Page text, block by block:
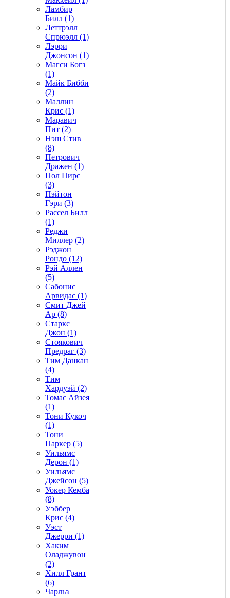
Ламбир
Билл (1)
Леттрэлл
Спрюэлл (1)
Лэрри
Джонсон (1)
Магси Богз
(1)
Майк Бибби
(2)
Маллин
Крис (1)
Маравич
Пит (2)
Нэш Стив
(8)
Петрович
Дражен (1)
Пол Пирс
(3)
Пэйтон
Гэри (3)
Рассел Билл
(1)
Реджи
Миллер (2)
Рэджон
Рондо (12)
Рэй Аллен
(5)
Сабонис
Арвидас (1)
Смит Джей
Ар (8)
Старкс
Джон (1)
Стоякович
Предраг (3)
Тим Данкан
(4)
Тим
Хардуэй (2)
Томас Айзея
(1)
Тони Кукоч
(1)
Тони
Паркер (5)
Уильямс
Дерон (1)
Уильямс
Джейсон (5)
Уокер Кемба
(8)
Уэббер
Крис (4)
Уэст
Джерри (1)
Хаким
Оладжувон
(2)
Хилл Грант
(6)
Чарльз